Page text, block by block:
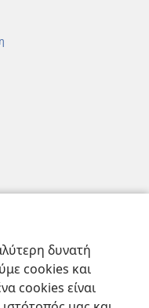
δυνατή
cookies και
cookies είναι
και ΜΜΕ